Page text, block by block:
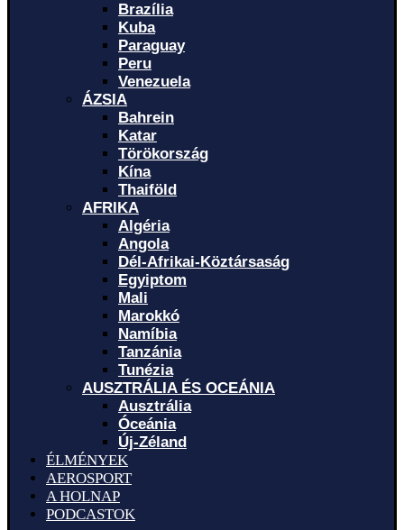
Brazília
Kuba
Paraguay
Peru
Venezuela
ÁZSIA
Bahrein
Katar
Törökország
Kína
Thaiföld
AFRIKA
Algéria
Angola
Dél-Afrikai-Köztársaság
Egyiptom
Mali
Marokkó
Namíbia
Tanzánia
Tunézia
AUSZTRÁLIA ÉS OCEÁNIA
Ausztrália
Óceánia
Új-Zéland
ÉLMÉNYEK
AEROSPORT
A HOLNAP
PODCASTOK